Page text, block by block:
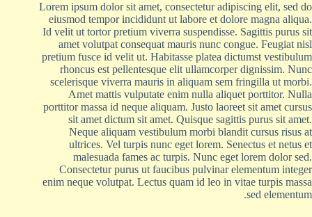
Lorem ipsum dolor sit amet, consectetur adipiscing elit, sed do
eiusmod tempor incididunt ut labore et dolore magna aliqua.
Id velit ut tortor pretium viverra suspendisse. Sagittis purus sit
amet volutpat consequat mauris nunc congue. Feugiat nisl
pretium fusce id velit ut. Habitasse platea dictumst vestibulum
rhoncus est pellentesque elit ullamcorper dignissim. Nunc
scelerisque viverra mauris in aliquam sem fringilla ut morbi.
Amet mattis vulputate enim nulla aliquet porttitor. Nulla
porttitor massa id neque aliquam. Justo laoreet sit amet cursus
sit amet dictum sit amet. Quisque sagittis purus sit amet.
Neque aliquam vestibulum morbi blandit cursus risus at
ultrices. Vel turpis nunc eget lorem. Senectus et netus et
malesuada fames ac turpis. Nunc eget lorem dolor sed.
Consectetur purus ut faucibus pulvinar elementum integer
enim neque volutpat. Lectus quam id leo in vitae turpis massa
sed elementum.